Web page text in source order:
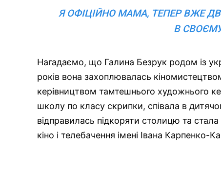
Я ОФІЦІЙНО МАМА, ТЕПЕР ВЖЕ
В СВОЄМУ
Нагадаємо, що Галина Безрук родом із
років вона захоплювалась
керівництвом тамтешнього художнього
школу по класу скрипки, співала в
відправилась підкоряти столицю та
кіно і телебачення імені Івана Карпенко-